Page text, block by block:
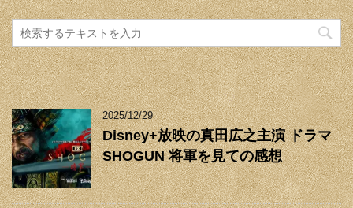
2025/12/29
Disney+放映の真田広之主演 ドラマ
SHOGUN 将軍を見ての感想